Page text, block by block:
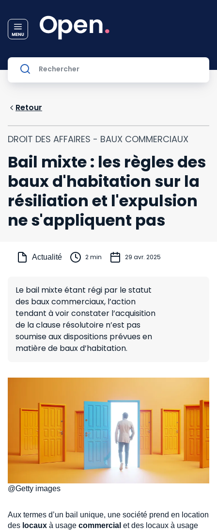
Retour
DROIT DES AFFAIRES - BAUX COMMERCIAUX
Bail mixte : les règles des
baux d'habitation sur la
résiliation et l'expulsion
ne s'appliquent pas
Actualité 2 min 29 avr. 2025
Le bail mixte étant régi par le statut
des baux commerciaux, l’action
tendant à voir constater l’acquisition
de la clause résolutoire n’est pas
soumise aux dispositions prévues en
matière de baux d’habitation.
@Getty images
Aux termes d’un bail unique, une société prend en location
des locaux à usage commercial et des locaux à usage